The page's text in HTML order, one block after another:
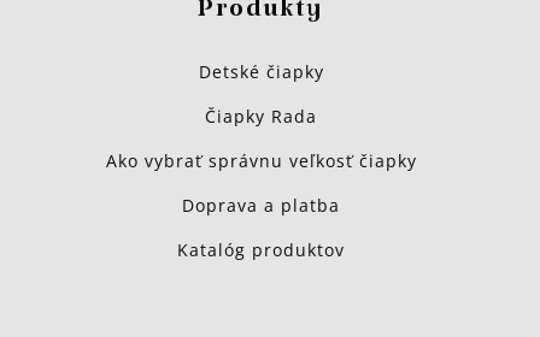
Produkty
Detské čiapky
Čiapky Rada
Ako vybrať správnu veľkosť čiapky
Doprava a platba
Katalóg produktov